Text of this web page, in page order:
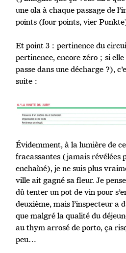
une ola à chaque passage de
points (four points, vier
Et point 3 : pertinence du
pertinence, encore zéro ; si
passe dans une décharge ?),
suite :
Évidemment, à la lumière de
fracassantes (jamais révélées
enchaîné), je ne suis plus
ville ait gagné sa fleur. Je
dû tenter un pot de vin pour
deuxième, mais l’inspecteur a
que malgré la qualité du
au thym arrosé de porto, ça
peu…